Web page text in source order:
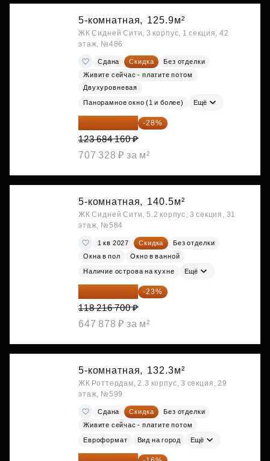
5-комнатная, 125.9м²
ЖК Сидней Сити, 3 корпус, 1 секция, 42
этаж, №486
Сдана Скидка
Без отделки
Живите сейчас - платите потом
Двухуровневая
Панорамное окно (1 и более) Ещё
89 052 595 ₽ -28%
123 684 160 ₽
707 328 ₽ за м²
5-комнатная, 140.5м²
ЖК Сидней Сити, 5.2 корпус, 3 секция, 31
этаж, №584
1 кв 2027 Скидка
Без отделки
Окна в пол
Окно в ванной
Наличие острова на кухне Ещё
91 026 859 ₽ -23%
118 216 700 ₽
647 878 ₽ за м²
5-комнатная, 132.3м²
ЖК Роттердам, 2.3 корпус, 3 секция, 29
этаж, №599
Сдана Скидка
Без отделки
Живите сейчас - платите потом
Евроформат Вид на город Ещё